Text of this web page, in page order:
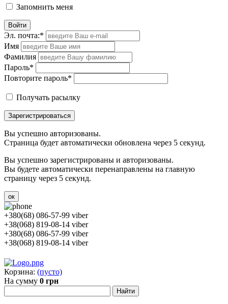
Запомнить меня
Войти
Эл. почта:*
Имя
Фамилия
Пароль*
Повторите пароль*
Получать расылку
Зарегистрироваться
Вы успешно авторизованы.
Страница будет автоматически обновлена через 5 секунд.
Вы успешно зарегистрированы и авторизованы.
Вы будете автоматически перенаправлены на главную
страницу через 5 секунд.
ок
+380(68) 086-57-99 viber
+38(068) 819-08-14 viber
+380(68) 086-57-99 viber
+38(068) 819-08-14 viber
Корзина: (пусто)
На сумму 0 грн